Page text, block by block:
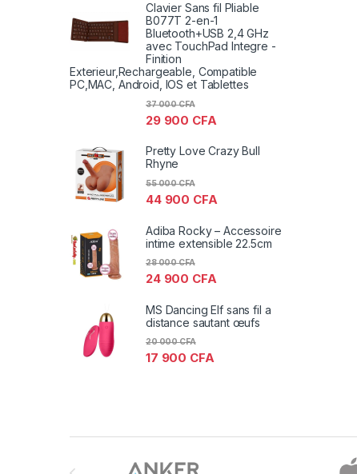
Clavier Sans fil Pliable
B077T 2-en-1
Bluetooth+USB 2,4 GHz
avec TouchPad Integre -
Finition
Exterieur,Rechargeable, Compatible
PC,MAC, Android, IOS et Tablettes
29 900 CFA
37 000CFA
Pretty Love Crazy Bull
Rhyne
44 900 CFA
55 000CFA
Adiba Rocky – Accessoire
intime extensible 22.5cm
24 900 CFA
28 000CFA
MS Dancing Elf sans fil a
distance sautant œufs
17 900 CFA
20 000CFA